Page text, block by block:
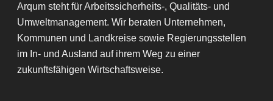
Arqum steht für Arbeitssicherheits-, Qualitäts- und
Umweltmanagement. Wir beraten Unternehmen,
Kommunen und Landkreise sowie Regierungsstellen
im In- und Ausland auf ihrem Weg zu einer
zukunftsfähigen Wirtschaftsweise.